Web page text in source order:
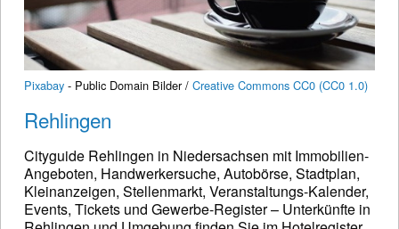
Pixabay - Public Domain Bilder / Creative Commons CC0 (CC0 1.0)
Rehlingen
Cityguide Rehlingen in Niedersachsen mit Immobilien-
Angeboten, Handwerkersuche, Autobörse, Stadtplan,
Kleinanzeigen, Stellenmarkt, Veranstaltungs-Kalender,
Events, Tickets und Gewerbe-Register – Unterkünfte in